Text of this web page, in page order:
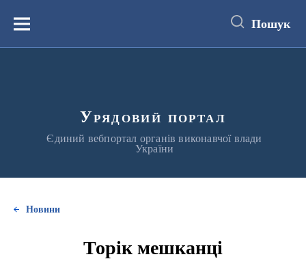
вмістуМеню Пошук
Урядовий портал
Єдиний вебпортал органів виконавчої влади
України
Новини
Торік мешканці